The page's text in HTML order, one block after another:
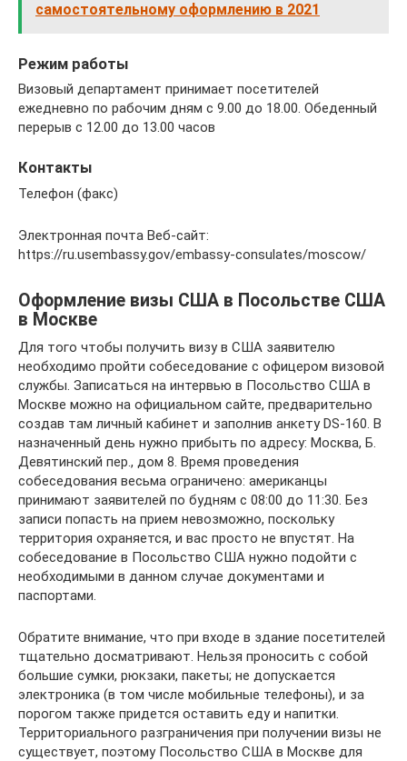
самостоятельному оформлению в 2021
Режим работы
Визовый департамент принимает посетителей
ежедневно по рабочим дням с 9.00 до 18.00. Обеденный
перерыв с 12.00 до 13.00 часов
Контакты
Телефон (факс)
Электронная почта Веб-сайт:
https://ru.usembassy.gov/embassy-consulates/moscow/
Оформление визы США в Посольстве США
в Москве
Для того чтобы получить визу в США заявителю
необходимо пройти собеседование с офицером визовой
службы. Записаться на интервью в Посольство США в
Москве можно на официальном сайте, предварительно
создав там личный кабинет и заполнив анкету DS-160. В
назначенный день нужно прибыть по адресу: Москва, Б.
Девятинский пер., дом 8. Время проведения
собеседования весьма ограничено: американцы
принимают заявителей по будням с 08:00 до 11:30. Без
записи попасть на прием невозможно, поскольку
территория охраняется, и вас просто не впустят. На
собеседование в Посольство США нужно подойти с
необходимыми в данном случае документами и
паспортами.
Обратите внимание, что при входе в здание посетителей
тщательно досматривают. Нельзя проносить с собой
большие сумки, рюкзаки, пакеты; не допускается
электроника (в том числе мобильные телефоны), и за
порогом также придется оставить еду и напитки.
Территориального разграничения при получении визы не
существует, поэтому Посольство США в Москве для